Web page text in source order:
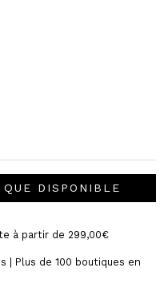
DISPONIBLE
à partir de 299,00€
| Plus de 100 boutiques en